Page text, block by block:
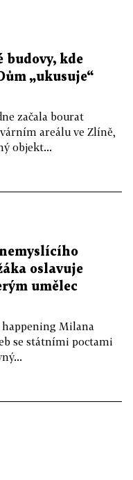
budovy, kde
„ukusuje“
začala bourat
areálu ve Zlíně,
objekt...
oslavuje
umělec
Milana
se státními poctami